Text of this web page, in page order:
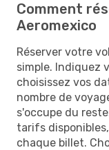
Comment
Aeromexico
Réserver votre
simple. Indiquez
choisissez vos
nombre de
s'occupe du
tarifs
chaque billet.